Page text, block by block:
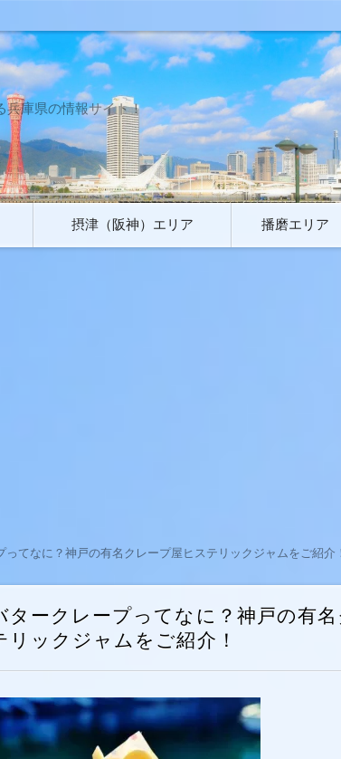
兵庫県の情報サイト！
摂津（阪神）エリア 播磨エリア
ってなに？神戸の有名クレープ屋ヒステリックジャムをご紹介！
タークレープってなに？神戸の有
リックジャムをご紹介！